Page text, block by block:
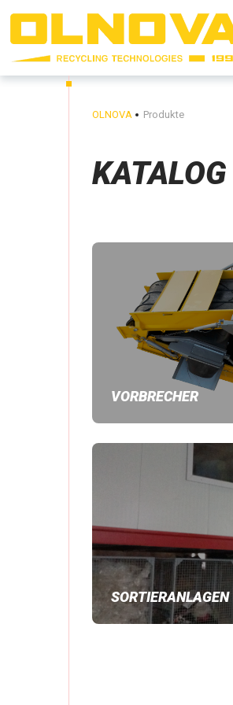
OLNOVA Produkte
KATALOG
VORBRECHER
SORTIERANLAGEN